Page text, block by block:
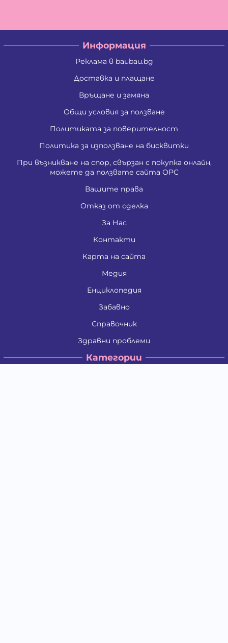
Информация
Реклама в baubau.bg
Доставка и плащане
Връщане и замяна
Общи условия за ползване
Политиката за поверителност
Политика за използване на бисквитки
При възникване на спор, свързан с покупка онлайн,
можете да ползвате сайта ОРС
Вашите права
Отказ от сделка
За Нас
Контакти
Карта на сайта
Медия
Енциклопедия
Забавно
Справочник
Здравни проблеми
Категории